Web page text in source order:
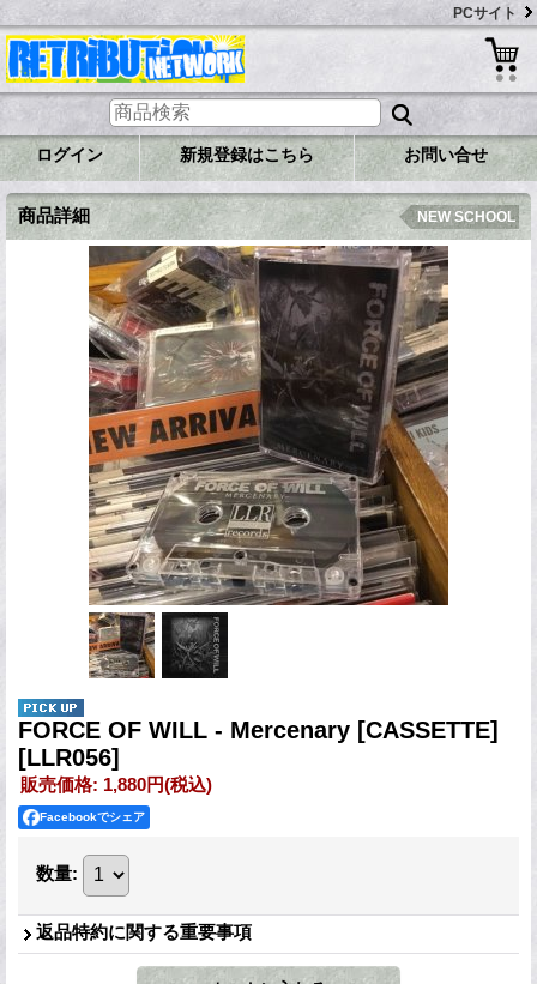
PCサイト
ログイン 新規登録はこちら お問い合せ
商品詳細 NEW SCHOOL
FORCE OF WILL - Mercenary [CASSETTE]
[LLR056]
販売価格: 1,880円(税込)
Facebookでシェア
数量:
返品特約に関する重要事項